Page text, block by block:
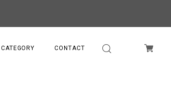
CATEGORY CONTACT